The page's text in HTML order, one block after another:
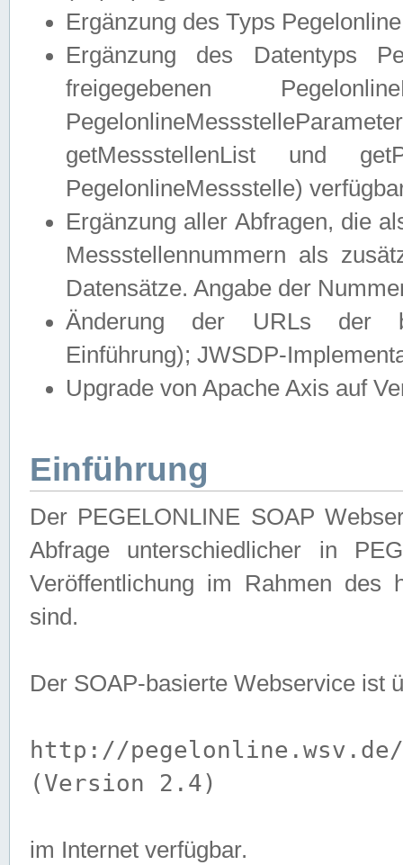
Ergänzung des Typs
Ergänzung des Datentyps
freigegebenen
getMessstellenList und
PegelonlineMessstelle)
Ergänzung aller Abfragen, die
Messstellennummern als
Datensätze. Angabe der
Änderung der URLs der
Einführung); JWSDP-
Upgrade von Apache Axis auf
Einführung
Der PEGELONLINE SOAP
Abfrage unterschiedlicher in
Veröffentlichung im Rahmen des
sind.
Der SOAP-basierte Webservice ist
http://pegelonline.wsv.de/
(Version 2.4)
im Internet verfügbar.